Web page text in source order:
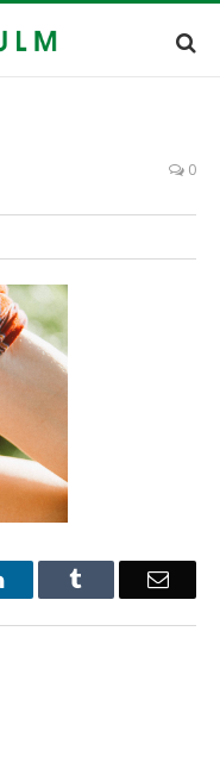
0
LinkedIn Email